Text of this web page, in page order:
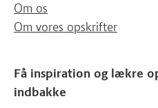
Om os
Om vores opskrifter
Få inspiration og lækre
indbakke